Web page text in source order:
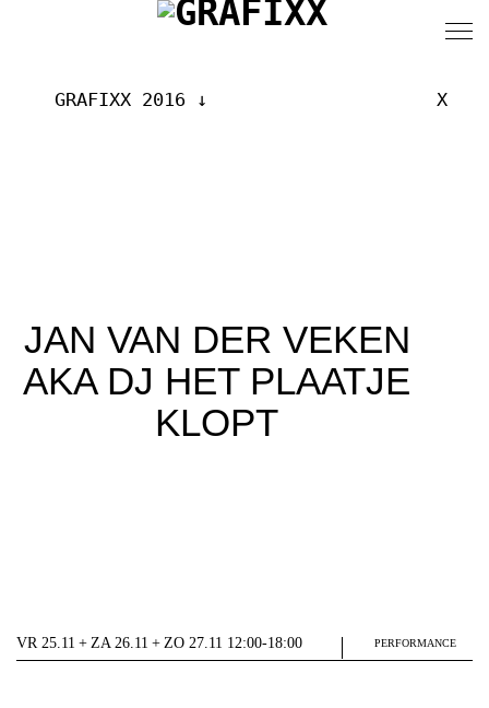
GRAFIXX 2016 X
JAN VAN DER VEKEN
AKA DJ HET PLAATJE
KLOPT
VR 25.11 + ZA 26.11 + ZO 27.11 12:00-18:00 PERFORMANCE